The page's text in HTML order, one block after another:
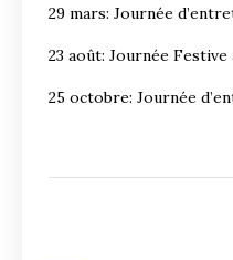
29 mars: Journée
23 août: Journée Festive
25 octobre: Journée